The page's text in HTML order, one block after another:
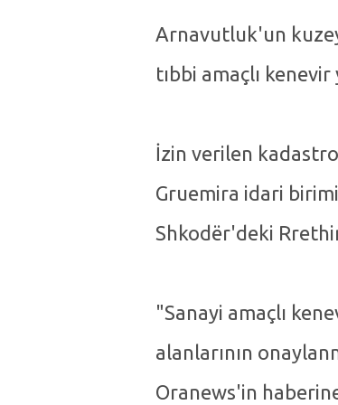
Arnavutluk'un
tıbbi amaçlı
İzin verilen
Gruemira idari
Shkodër'deki
"Sanayi amaçlı
alanlarının
Oranews'in